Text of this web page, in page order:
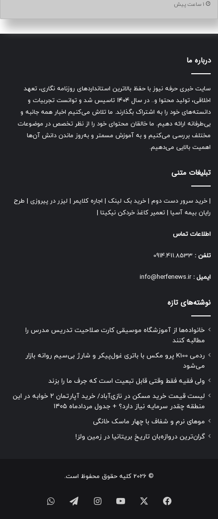
1 ساعت پیش
درباره ما
سایت خبری حرفه نیوز با حفظ بالاترین استانداردهای روزنامه نگاری، تعهد
اخلاقی، تولید محتوا و.. در سال ۱۴۰۴ تاسیس شد و توانست تجربیات و
دانسته‌های خود را به اشتراک بگذارند. ما تلاش می‌کنیم اخبار همه جانبه و
بی‌طرفانه ارائه دهیم. ما خالقان محتوای خود را از نظر تخصص در موضوعات
مختلف بررسی می‌کنیم و به آموزش مسمتر و به‌روز ماندن دانش آن‌ها
اهمیت بالایی می‌دهیم.
تبلیغات متنی
خرید سرور دست دوم خرید بک لینک اجاره کلایمر لیزر در پیروزی
طرح
رایان بیمه آسیا
تعمیر کاغذ خردکن نیکیتا
اطلاعات تماس
تلفن :
ایمیل : info@herfenews.ir
نوشته‌های تازه
خانواده‌ها از آموزشگاه موسیقی کارت صلاحیت تدریس مدرس را
مطالبه کنند
ردمی K100 پرو مکس با باتری غول‌پیکر و شارژ بی‌سیم روانه بازار
می‌شود
ولی فقیه فقط وقتی قابل تبعیت است که جرف ما را بزند
لیست قیمت خرید مسکن در نازی‌آباد/ خرید آپارتمان ۲ خوابه در این
منطقه چقدر سرمایه نیاز دارد؟ + جدول مردادماه ۱۴۰۵
موهای نرم و شفاف با چهار ماسک خانگی
گران‌ترین دروازه‌بان تاریخ بریتانیا در زمین ولز!
© 2026 کلیه حقوق محفوظ است.
فیسبوک ایکس یوتیوب اینستاگرامتلگرام